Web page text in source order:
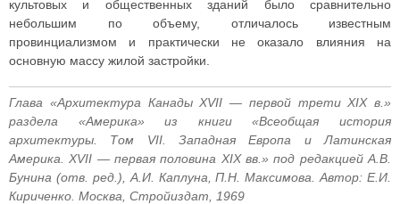
культовых и общественных зданий было сравнительно
небольшим по объему, отличалось известным
провинциализмом и практически не оказало влияния на
основную массу жилой застройки.
Глава «Архитектура Канады XVII — первой трети XIX в.»
раздела «Америка» из книги «Всеобщая история
архитектуры. Том VII. Западная Европа и Латинская
Америка. XVII — первая половина XIX вв.» под редакцией А.В.
Бунина (отв. ред.), А.И. Каплуна, П.Н. Максимова. Автор: Е.И.
Кириченко. Москва, Стройиздат, 1969